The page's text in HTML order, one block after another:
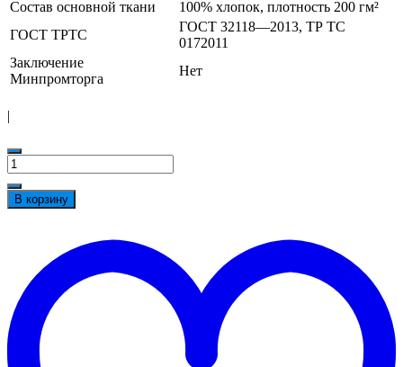
Состав основной ткани
100% хлопок, плотность 200 гм²
ГОСТ ТРТС
ГОСТ 32118—2013, ТР ТС
0172011
Заключение
Минпромторга
Нет
|
Количество
товара
Бейсболка
на
В корзину